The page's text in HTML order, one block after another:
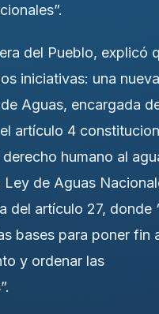
del Pueblo, explicó
iniciativas: una nueva
Aguas, encargada
artículo 4
humano al
Ley de Aguas
del artículo 27, donde
bases para poner fin
y ordenar las